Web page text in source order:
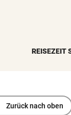
REISEZEIT
Zurück nach oben